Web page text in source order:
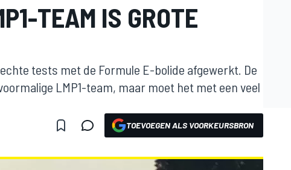
TEAM IS GROTE
tests met de Formule E-bolide afgewerkt. De
LMP1-team, maar moet het met een veel
TOEVOEGEN ALS VOORKEURSBRON